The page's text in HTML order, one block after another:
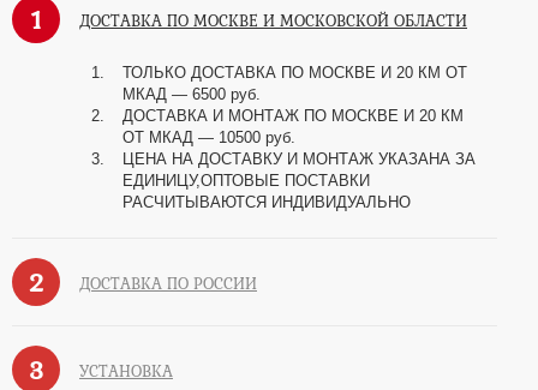
1 ДОСТАВКА ПО МОСКВЕ И МОСКОВСКОЙ ОБЛАСТИ
ТОЛЬКО ДОСТАВКА ПО МОСКВЕ И 20 КМ ОТ
МКАД — 6500 руб.
ДОСТАВКА И МОНТАЖ ПО МОСКВЕ И 20 КМ
ОТ МКАД — 10500 руб.
ЦЕНА НА ДОСТАВКУ И МОНТАЖ УКАЗАНА ЗА
ЕДИНИЦУ,ОПТОВЫЕ ПОСТАВКИ
РАСЧИТЫВАЮТСЯ ИНДИВИДУАЛЬНО
2 ДОСТАВКА ПО РОССИИ
3 УСТАНОВКА